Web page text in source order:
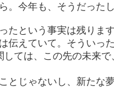
今年も、そうだった
という事実は残り
えていて。そうい
ては、この先の未来
じゃないし、新た